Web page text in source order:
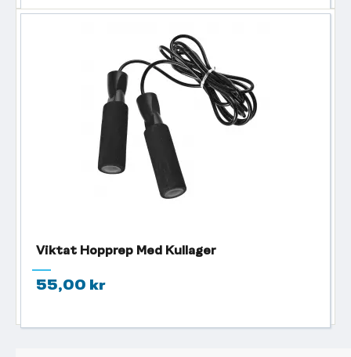
Viktat Hopprep Med Kullager
55,00 kr